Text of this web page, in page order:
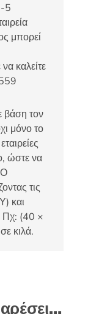
5
μπορεί
καλείτε
βάση τον
μόνο το
ώστε να
τις
και
Πχ: (40 ×
κιλά.